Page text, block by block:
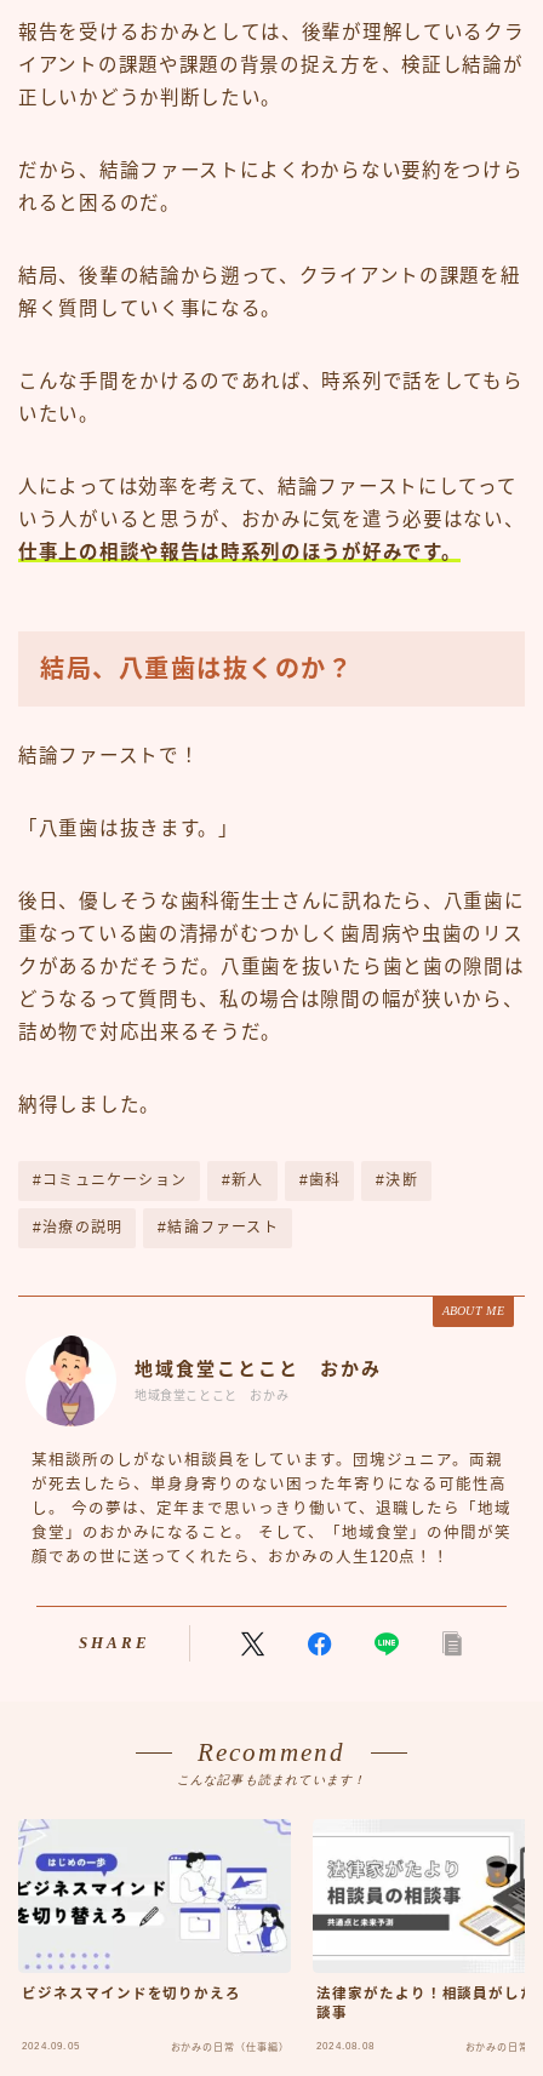
報告を受けるおかみとしては、後輩が理解しているクラ
イアントの課題や課題の背景の捉え方を、検証し結論が
正しいかどうか判断したい。
だから、結論ファーストによくわからない要約をつけら
れると困るのだ。
結局、後輩の結論から遡って、クライアントの課題を紐
解く質問していく事になる。
こんな手間をかけるのであれば、時系列で話をしてもら
いたい。
人によっては効率を考えて、結論ファーストにしてって
いう人がいると思うが、おかみに気を遣う必要はない、
仕事上の相談や報告は時系列のほうが好みです。
結局、八重歯は抜くのか？
結論ファーストで！
「八重歯は抜きます。」
後日、優しそうな歯科衛生士さんに訊ねたら、八重歯に
重なっている歯の清掃がむつかしく歯周病や虫歯のリス
クがあるかだそうだ。八重歯を抜いたら歯と歯の隙間は
どうなるって質問も、私の場合は隙間の幅が狭いから、
詰め物で対応出来るそうだ。
納得しました。
#コミュニケーション #新人 #歯科 #決断
#治療の説明 #結論ファースト
ABOUT ME
地域食堂ことこと おかみ
地域食堂ことこと おかみ
某相談所のしがない相談員をしています。団塊ジュニア。両親
が死去したら、単身身寄りのない困った年寄りになる可能性高
し。 今の夢は、定年まで思いっきり働いて、退職したら「地域
食堂」のおかみになること。 そして、「地域食堂」の仲間が笑
顔であの世に送ってくれたら、おかみの人生120点！！
SHARE
Recommend
こんな記事も読まれています！
ビジネスマインドを切りかえろ
2024.09.05 おかみの日常（仕事編）
法律家がたより！相談員がした
談事
2024.08.08 おかみの日常